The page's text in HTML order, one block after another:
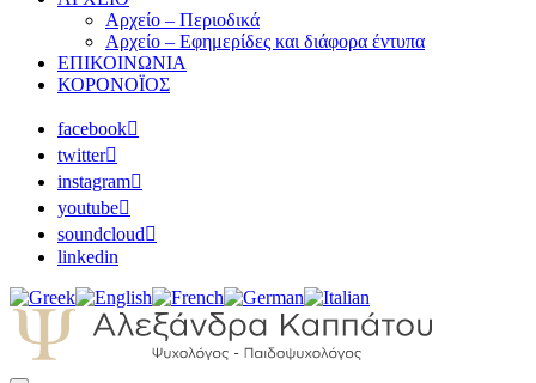
Αρχείο – Περιοδικά
Αρχείο – Εφημερίδες και διάφορα έντυπα
ΕΠΙΚΟΙΝΩΝΙΑ
ΚΟΡΟΝΟΪΟΣ
facebook
twitter
instagram
youtube
soundcloud
linkedin